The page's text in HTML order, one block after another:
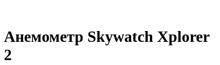
Анемометр Skywatсh Xplorer
2